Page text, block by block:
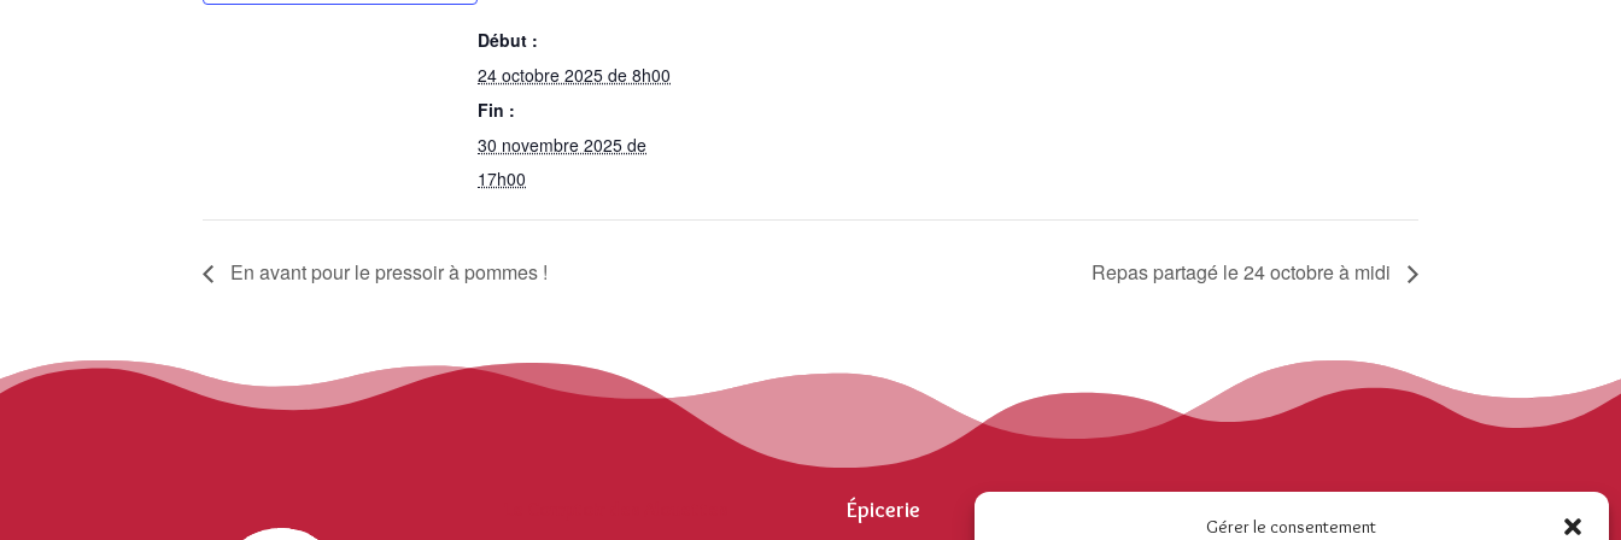
Gérer le consentement
Début :
24 octobre 2025 de 8h00
Fin :
30 novembre 2025 de
17h00
En avant pour le pressoir à pommes ! Repas partagé le 24 octobre à midi
Épicerie